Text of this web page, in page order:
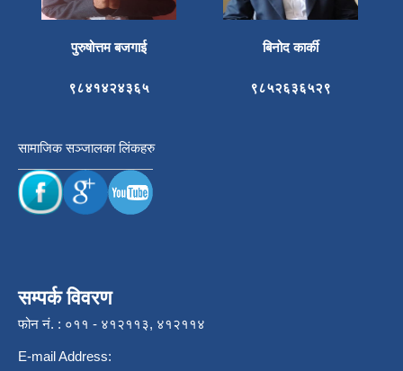
पुरुषोत्तम बजगाई बिनोद कार्की
९८४१४२४३६५ ९८५२६३६५२९
सामाजिक सञ्जालका लिंकहरु
सम्पर्क विवरण
फोन नं. : ०११ - ४१२११३, ४१२११४
E-mail Address: